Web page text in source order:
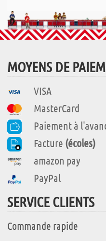
MOYENS DE
VISA
MasterCard
Paiement à
Facture (écoles)
amazon pay
PayPal
SERVICE CLIENTS
Commande rapide